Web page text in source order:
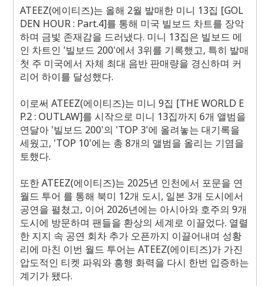
ATEEZ(에이티즈)는 올해 2월 발매한 미니 13집 [GOL
DEN HOUR : Part.4]를 통해 미국 빌보드 차트를 장악
하며 금빛 존재감을 드러냈다. 미니 13집은 빌보드 메
인 차트인 '빌보드 200'에서 3위를 기록했고, 특히 발매
첫 주 미국에서 자체 최대 음반 판매량을 경신하며 커
리어 하이를 달성했다.
이로써 ATEEZ(에이티즈)는 미니 9집 [THE WORLD E
P.2 : OUTLAW]를 시작으로 미니 13집까지 6개 앨범을
연달아'빌보드 200'의 'TOP 3'에 올려놓는 대기록을
세웠고, 'TOP 10'에는 총 8개의 앨범을 올리는 기염을
토했다.
또한ATEEZ(에이티즈)는 2025년 인천에서 포문을 연
월드 투어 를 통해 북미 12개 도시, 일본 3개 도시에서
공연을 펼쳤고, 이어 2026년에는 아시아와 호주의 9개
도시에 방문하며 팬들을 환상의 세계로 이끌었다. 열렬
한 지지 속 공연 회차 추가 오픈까지 이끌어내며 성황
리에 마친 이번 월드 투어는 ATEEZ(에이티즈)가 가진
압도적인 티켓 파워와 흥행 화력을 다시 한번 입증하는
계기가 됐다.